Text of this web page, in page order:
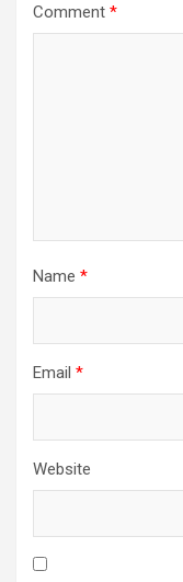
Comment *
Name *
Email *
Website